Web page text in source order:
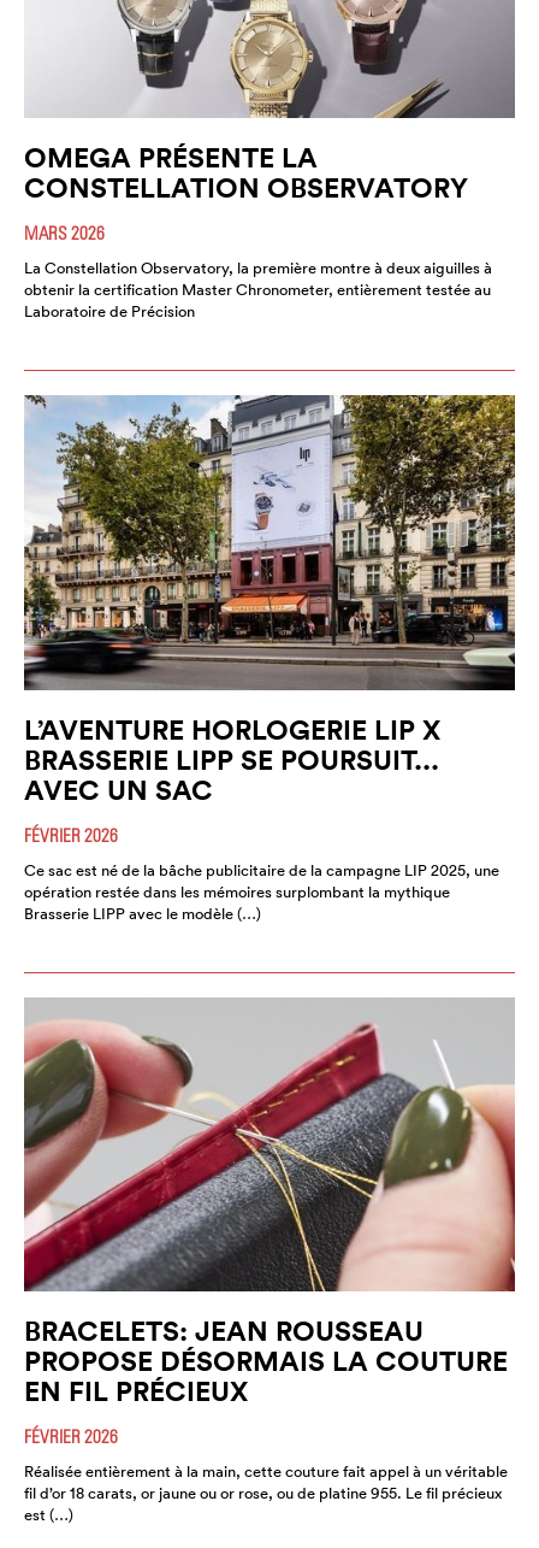
OMEGA PRÉSENTE LA
CONSTELLATION OBSERVATORY
MARS 2026
La Constellation Observatory, la première montre à deux aiguilles à
obtenir la certification Master Chronometer, entièrement testée au
Laboratoire de Précision
L’AVENTURE HORLOGERIE LIP X
BRASSERIE LIPP SE POURSUIT...
AVEC UN SAC
FÉVRIER 2026
Ce sac est né de la bâche publicitaire de la campagne LIP 2025, une
opération restée dans les mémoires surplombant la mythique
Brasserie LIPP avec le modèle (…)
BRACELETS: JEAN ROUSSEAU
PROPOSE DÉSORMAIS LA COUTURE
EN FIL PRÉCIEUX
FÉVRIER 2026
Réalisée entièrement à la main, cette couture fait appel à un véritable
fil d’or 18 carats, or jaune ou or rose, ou de platine 955. Le fil précieux
est (…)